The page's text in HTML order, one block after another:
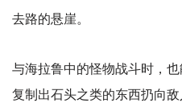
去路的悬崖。
与海拉鲁中的怪物战斗时，
复制出石头之类的东西扔向